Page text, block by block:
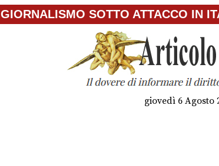
GIORNALISMO SOTTO ATTACCO IN
giovedì 6 Agosto